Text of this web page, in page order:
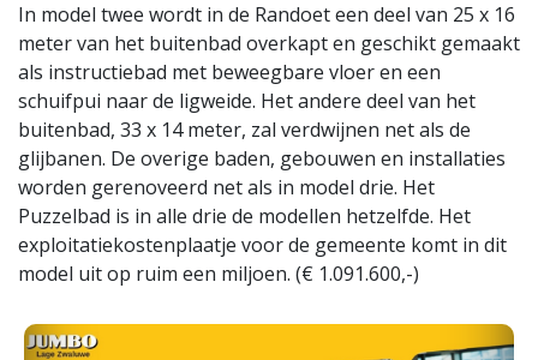
In model twee wordt in de Randoet een deel van 25 x 16
meter van het buitenbad overkapt en geschikt gemaakt
als instructiebad met beweegbare vloer en een
schuifpui naar de ligweide. Het andere deel van het
buitenbad, 33 x 14 meter, zal verdwijnen net als de
glijbanen. De overige baden, gebouwen en installaties
worden gerenoveerd net als in model drie. Het
Puzzelbad is in alle drie de modellen hetzelfde. Het
exploitatiekostenplaatje voor de gemeente komt in dit
model uit op ruim een miljoen. (€ 1.091.600,-)